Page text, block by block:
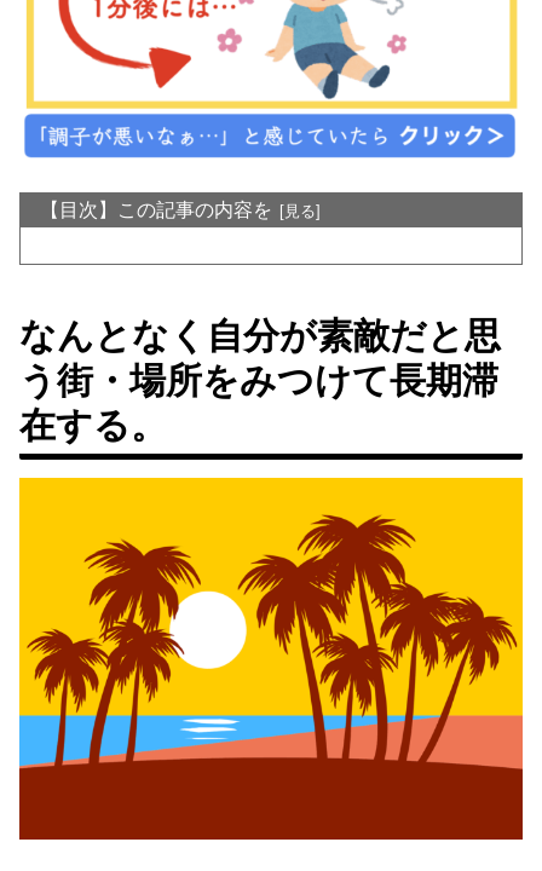
【目次】この記事の内容を
なんとなく自分が素敵だと思
う街・場所をみつけて長期滞
在する。